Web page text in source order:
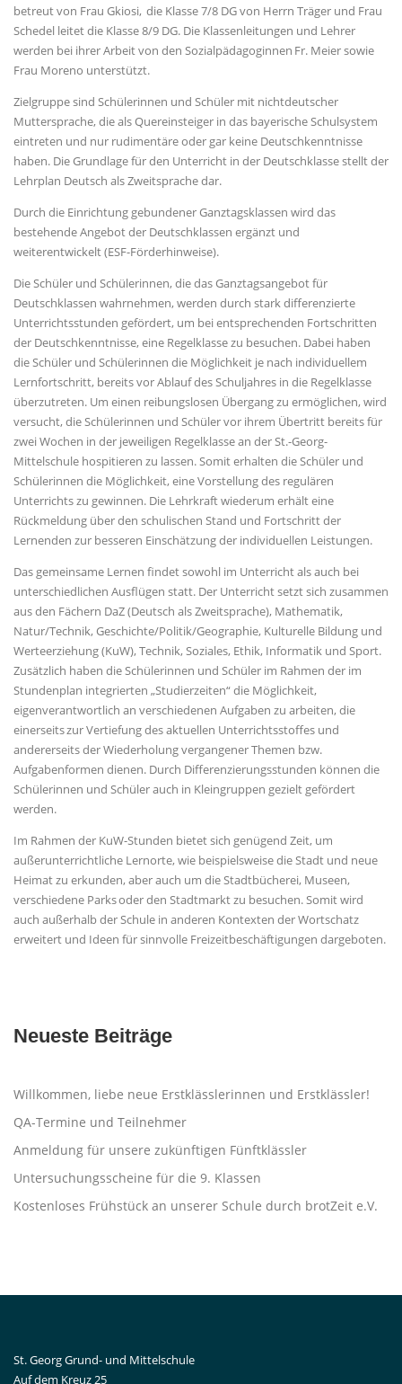
betreut von Frau Gkiosi, die Klasse 7/8 DG von Herrn Träger und Frau
Schedel leitet die Klasse 8/9 DG. Die Klassenleitungen und Lehrer
werden bei ihrer Arbeit von den Sozialpädagoginnen Fr. Meier sowie
Frau Moreno unterstützt.
Zielgruppe sind Schülerinnen und Schüler mit nichtdeutscher
Muttersprache, die als Quereinsteiger in das bayerische Schulsystem
eintreten und nur rudimentäre oder gar keine Deutschkenntnisse
haben. Die Grundlage für den Unterricht in der Deutschklasse stellt der
Lehrplan Deutsch als Zweitsprache dar.
Durch die Einrichtung gebundener Ganztagsklassen wird das
bestehende Angebot der Deutschklassen ergänzt und
weiterentwickelt (ESF-Förderhinweise).
Die Schüler und Schülerinnen, die das Ganztagsangebot für
Deutschklassen wahrnehmen, werden durch stark differenzierte
Unterrichtsstunden gefördert, um bei entsprechenden Fortschritten
der Deutschkenntnisse, eine Regelklasse zu besuchen. Dabei haben
die Schüler und Schülerinnen die Möglichkeit je nach individuellem
Lernfortschritt, bereits vor Ablauf des Schuljahres in die Regelklasse
überzutreten. Um einen reibungslosen Übergang zu ermöglichen, wird
versucht, die Schülerinnen und Schüler vor ihrem Übertritt bereits für
zwei Wochen in der jeweiligen Regelklasse an der St.-Georg-
Mittelschule hospitieren zu lassen. Somit erhalten die Schüler und
Schülerinnen die Möglichkeit, eine Vorstellung des regulären
Unterrichts zu gewinnen. Die Lehrkraft wiederum erhält eine
Rückmeldung über den schulischen Stand und Fortschritt der
Lernenden zur besseren Einschätzung der individuellen Leistungen.
Das gemeinsame Lernen findet sowohl im Unterricht als auch bei
unterschiedlichen Ausflügen statt. Der Unterricht setzt sich zusammen
aus den Fächern DaZ (Deutsch als Zweitsprache), Mathematik,
Natur/Technik, Geschichte/Politik/Geographie, Kulturelle Bildung und
Werteerziehung (KuW), Technik, Soziales, Ethik, Informatik und Sport.
Zusätzlich haben die Schülerinnen und Schüler im Rahmen der im
Stundenplan integrierten „Studierzeiten“ die Möglichkeit,
eigenverantwortlich an verschiedenen Aufgaben zu arbeiten, die
einerseits zur Vertiefung des aktuellen Unterrichtsstoffes und
andererseits der Wiederholung vergangener Themen bzw.
Aufgabenformen dienen. Durch Differenzierungsstunden können die
Schülerinnen und Schüler auch in Kleingruppen gezielt gefördert
werden.
Im Rahmen der KuW-Stunden bietet sich genügend Zeit, um
außerunterrichtliche Lernorte, wie beispielsweise die Stadt und neue
Heimat zu erkunden, aber auch um die Stadtbücherei, Museen,
verschiedene Parks oder den Stadtmarkt zu besuchen. Somit wird
auch außerhalb der Schule in anderen Kontexten der Wortschatz
erweitert und Ideen für sinnvolle Freizeitbeschäftigungen dargeboten.
Neueste Beiträge
Willkommen, liebe neue Erstklässlerinnen und Erstklässler!
QA-Termine und Teilnehmer
Anmeldung für unsere zukünftigen Fünftklässler
Untersuchungsscheine für die 9. Klassen
Kostenloses Frühstück an unserer Schule durch brotZeit e.V.
St. Georg Grund- und Mittelschule
Auf dem Kreuz 25